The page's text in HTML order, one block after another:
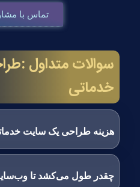
تماس با
سوالات متداول
خدماتی
هزینه طراحی یک سایت
چقدر طول می‌کشد تا